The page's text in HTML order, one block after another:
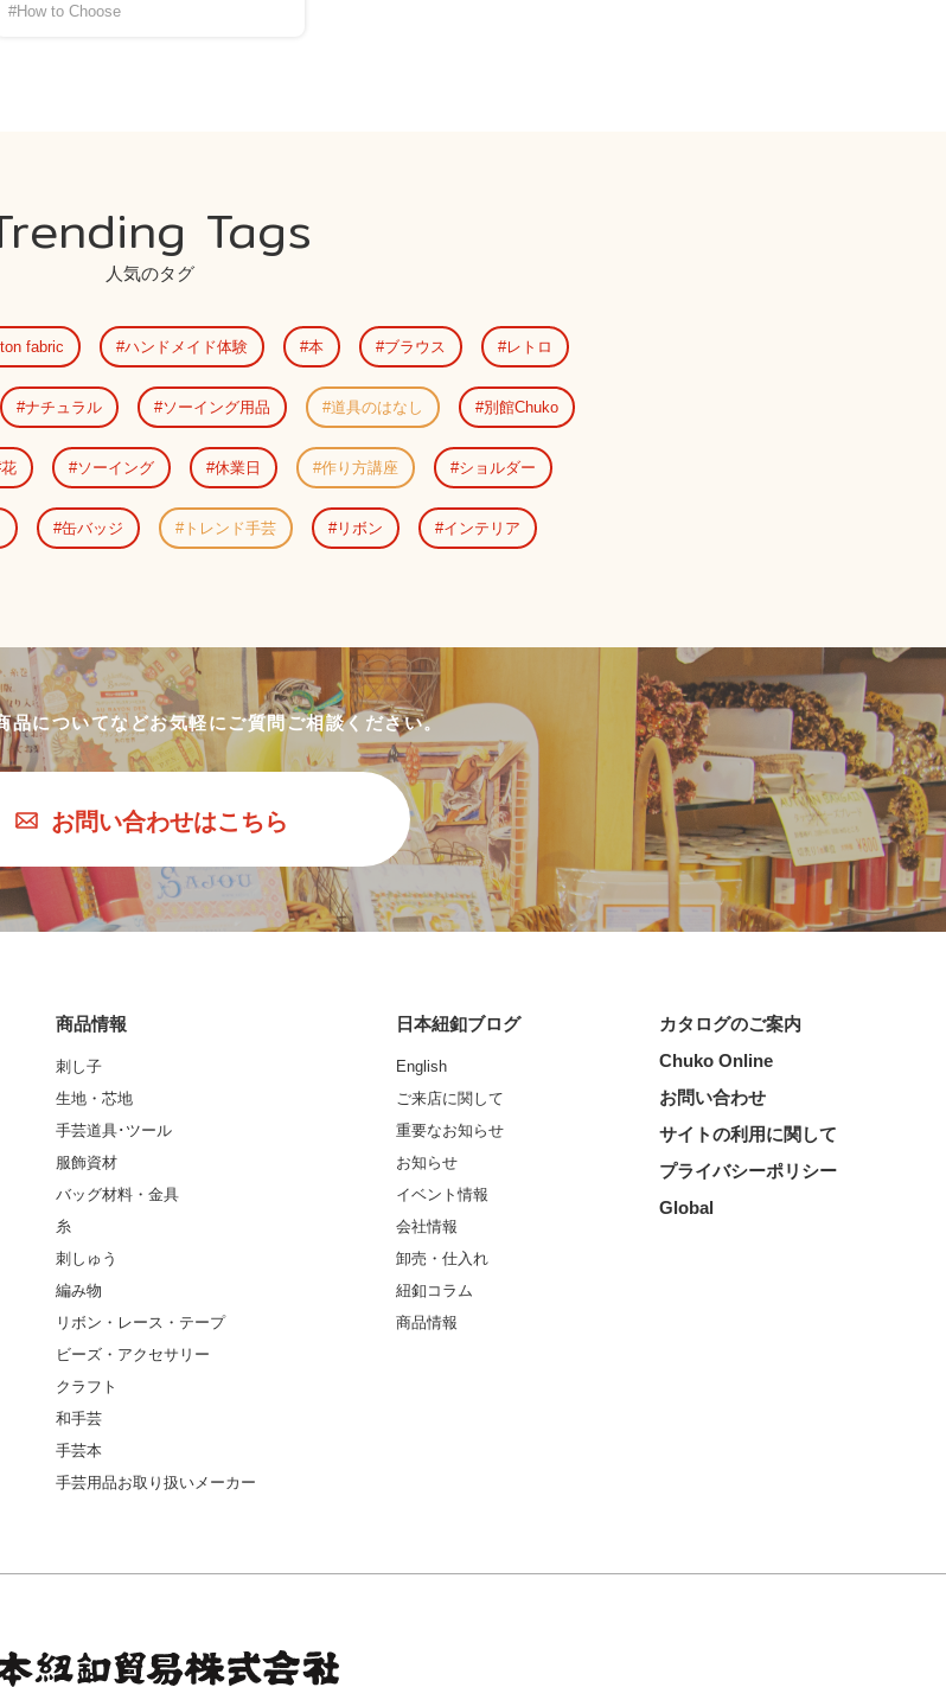
#How to Choose
Tags
人気のタグ
fabric ハンドメイド体験 本 ブラウス レトロ
ナチュラル ソーイング用品 道具のはなし 別館Chuko
花 ソーイング 休業日 作り方講座 ショルダー
缶バッジ トレンド手芸 リボン インテリア
品についてなどお気軽にご質問ご相談ください。
お問い合わせはこちら
商品情報
刺し子
生地・芯地
手芸道具･ツール
服飾資材
バッグ材料・金具
糸
刺しゅう
編み物
リボン・レース・テープ
ビーズ・アクセサリー
クラフト
和手芸
手芸本
手芸用品お取り扱いメーカー
日本紐釦ブログ
English
ご来店に関して
重要なお知らせ
お知らせ
イベント情報
会社情報
卸売・仕入れ
紐釦コラム
商品情報
カタログのご案内
Chuko Online
お問い合わせ
サイトの利用に関して
プライバシーポリシー
Global